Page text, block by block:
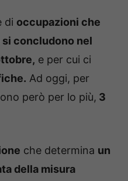
di occupazioni che
concludono nel
e per cui ci
Ad oggi, per
però per lo più, 3
che determina un
della misura